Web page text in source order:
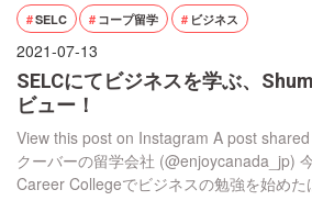
SELC コープ留学 ビジネス
2021-07-13
SELCにてビジネスを学ぶ、
ビュー！
View this post on Instagram A post
クーバーの留学会社 (@enjoycanada_jp)
Career Collegeでビジネスの勉強を始め